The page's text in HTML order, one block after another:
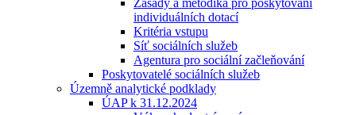
Zásady a metodika pro poskytování
individuálních dotací
Kritéria vstupu
Síť sociálních služeb
Agentura pro sociální začleňování
Poskytovatelé sociálních služeb
Územně analytické podklady
ÚAP k 31.12.2024